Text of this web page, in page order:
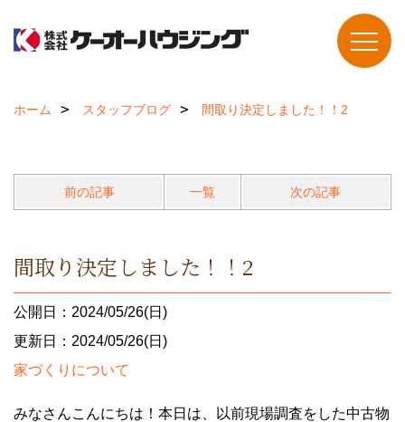
ホーム スタッフブログ 間取り決定しました！！2
前の記事 一覧 次の記事
間取り決定しました！！2
公開日：2024/05/26(日)
更新日：2024/05/26(日)
家づくりについて
みなさんこんにちは！本日は、以前現場調査をした中古物